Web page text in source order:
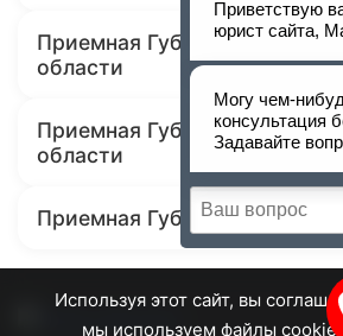
Приемная Губернатора
области
Приемная Губернатора
области
Приемная Губернатора
Используя этот сайт, вы
мы используем файлы cookie.